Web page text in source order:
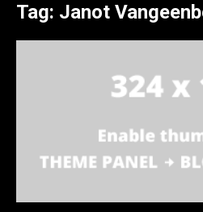
Tag: Janot